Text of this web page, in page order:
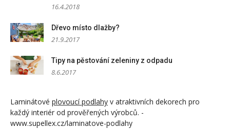
16.4.2018
Dřevo místo dlažby?
21.9.2017
Tipy na pěstování zeleniny z odpadu
8.6.2017
Laminátové plovoucí podlahy v atraktivních dekorech pro
každý interiér od prověřených výrobců. -
www.supellex.cz/laminatove-podlahy